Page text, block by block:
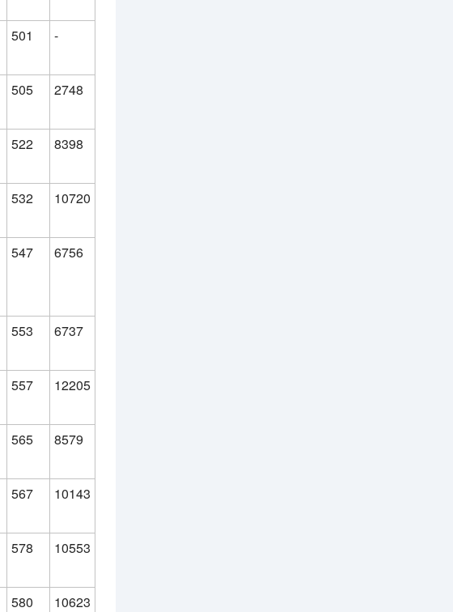
501 -
505 2748
522 8398
532 10720
547 6756
553 6737
557 12205
565 8579
567 10143
578 10553
580 10623